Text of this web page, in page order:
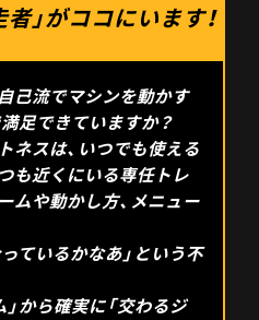
」がココにいます！
己流でマシンを動かす
足できていますか？
ネスは、いつでも使える
も近くにいる専任トレ
ムや動かし方、メニュー
ているかなあ」という不
から確実に「交わるジ